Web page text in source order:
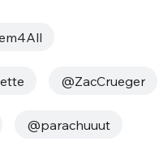
@ZacCrueger
@parachuuut